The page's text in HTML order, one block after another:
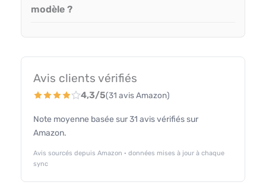
modèle ?
Avis clients vérifiés
4,3/5(31 avis Amazon)
Note moyenne basée sur 31 avis vérifiés sur
Amazon.
Avis sourcés depuis Amazon · données mises à jour à chaque
sync